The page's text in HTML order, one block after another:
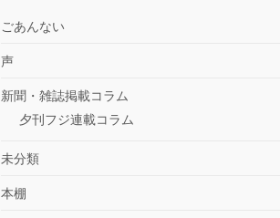
ごあんない
声
新聞・雑誌掲載コラム
夕刊フジ連載コラム
未分類
本棚